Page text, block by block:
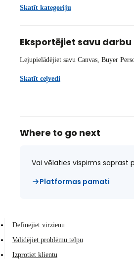
Skatīt kategoriju
Eksportējiet savu darbu
Lejupielādējiet savu Canvas, Buyer
Skatīt ceļvedi
Where to go next
Vai vēlaties vispirms saprast
Platformas pamati
Definējiet virzienu
Validējiet problēmu telpu
Izprotiet klientu